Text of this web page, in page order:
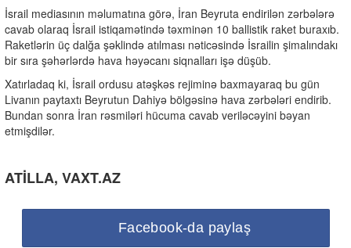
İsrail mediasının məlumatına görə, İran Beyruta endirilən zərbələrə
cavab olaraq İsrail istiqamətində təxminən 10 ballistik raket buraxıb.
Raketlərin üç dalğa şəklində atılması nəticəsində İsrailin şimalındakı
bir sıra şəhərlərdə hava həyəcanı siqnalları işə düşüb.
Xatırladaq ki, İsrail ordusu atəşkəs rejiminə baxmayaraq bu gün
Livanın paytaxtı Beyrutun Dahiyə bölgəsinə hava zərbələri endirib.
Bundan sonra İran rəsmiləri hücuma cavab veriləcəyini bəyan
etmişdilər.
ATİLLA, VAXT.AZ
Facebook-da paylaş